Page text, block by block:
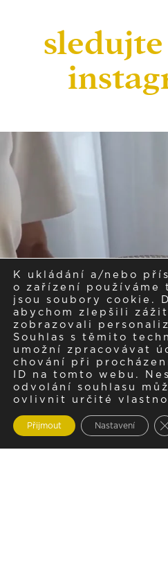
sledujte
K ukládání a/nebo
o zařízení používáme
jsou soubory cookie.
abychom zlepšili
zobrazovali
Souhlas s těmito
umožní zpracovávat
chování při
ID na tomto webu.
odvolání souhlasu
ovlivnit určité
Přijmout Nastavení